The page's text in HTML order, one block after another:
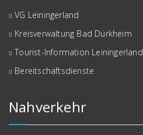
VG Leiningerland
Kreisverwaltung Bad Dürkheim
Tourist-Information Leiningerland
Bereitschaftsdienste
Nahverkehr